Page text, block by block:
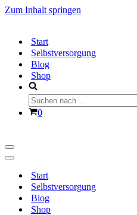
Zum Inhalt springen
Start
Selbstversorgung
Blog
Shop
Suchen
nach …
Warenkorb
0
Navigationsmenü
Navigationsmenü
Start
Selbstversorgung
Blog
Shop